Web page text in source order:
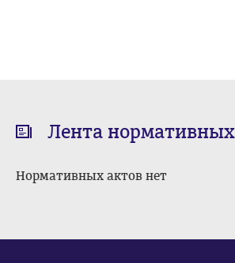
Лента
Нормативных актов нет